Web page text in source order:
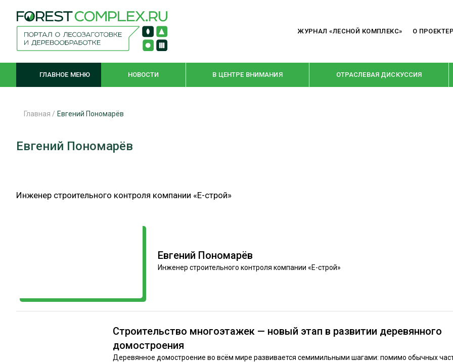
ЖУРНАЛ «ЛЕСНОЙ КОМПЛЕКС» О ПРОЕКТЕ
ГЛАВНОЕ МЕНЮ НОВОСТИ В ЦЕНТРЕ ВНИМАНИЯ ОТРАСЛЕВАЯ ДИСКУССИЯ
ЛЕСНОЕ ХОЗЯЙСТВО
ЦИФРОВАЯ СРЕДА
ПРОИЗВОДСТВО ДРЕВЕСНЫХ ПЛИТ
БЕЗОПАСНОЕ ПРОИЗВОДСТВО
МЕБЕЛЬНОЕ ПРОИЗВОДСТВО
ОТРАСЛЕВАЯ ДИСКУССИЯ
ЭКСПЕРТНОЕ МНЕНИЕ
Главная / Евгений Пономарёв
Евгений Пономарёв
Инженер строительного контроля компании «Е-строй»
Евгений Пономарёв
Инженер строительного контроля компании «Е-строй»
Строительство многоэтажек — новый этап в развитии деревянного
домостроения
Деревянное домостроение во всём мире развивается семимильными шагами: помимо обычных